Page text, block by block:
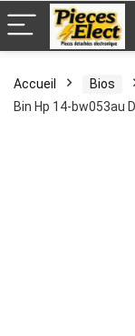
Accueil Bios
Bin Hp 14-bw053au